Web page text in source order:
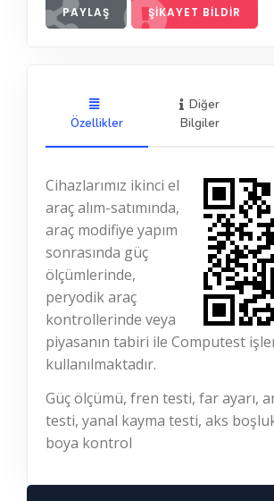
PAYLAŞ ŞIKAYET BILDIR
Özellikler
Diğer
Bilgiler
Cihazlarımız ikinci el
araç alım-satımında,
araç modifiye yapım
sonrasında güç
ölçümlerinde,
peryodik araç
kontrollerinde veya
piyasanın tabiri ile Computest
kullanılmaktadır.
Güç ölçümü, fren testi, far ayarı,
testi, yanal kayma testi, aks
boya kontrol